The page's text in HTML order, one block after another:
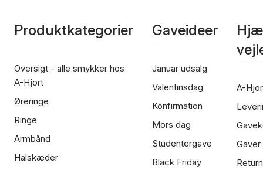
Produktkategorier
Oversigt - alle smykker hos
A-Hjort
Øreringe
Ringe
Armbånd
Halskæder
Gaveideer
Januar udsalg
Valentinsdag
Konfirmation
Mors dag
Studentergave
Black Friday
A-